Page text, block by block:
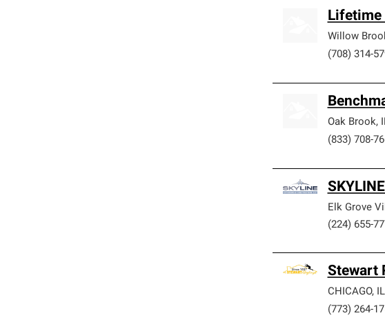
Willow
(708) 314-
Oak Brook,
(833) 708-
Elk Grove
(224) 655-
Stewart
CHICAGO, IL
(773) 264-